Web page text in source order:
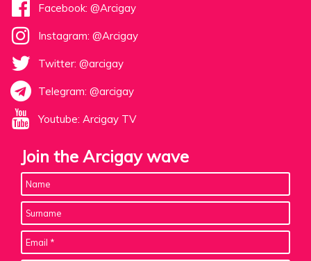
Facebook: @Arcigay
Instagram: @Arcigay
Twitter: @arcigay
Telegram: @arcigay
Youtube: Arcigay TV
Join the Arcigay wave